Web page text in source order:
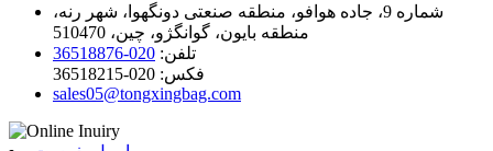
شماره 9، جاده هوافو، منطقه صنعتی دونگهوا، شهر رنه،
منطقه بایون، گوانگژو، چین، 510470
تلفن: 020-36518876
فکس: 020-36518215
sales05@tongxingbag.com